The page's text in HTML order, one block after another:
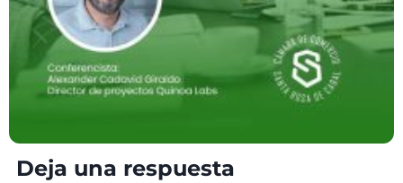
Deja una respuesta